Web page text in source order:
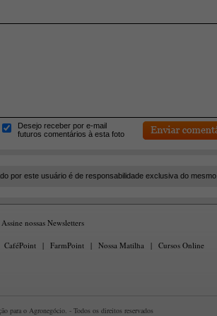
Desejo receber por e-mail
futuros comentários à esta foto
por este usuário é de responsabilidade exclusiva do mesmo.
Assine nossas Newsletters
CaféPoint | FarmPoint | Nossa Matilha | Cursos Online
para o Agronegócio. - Todos os direitos reservados